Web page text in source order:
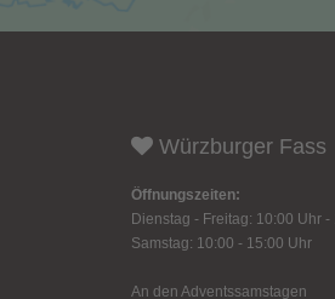
Würzburger Fass
Öffnungszeiten:
Dienstag - Freitag: 10:00 Uhr -
Samstag: 10:00 - 15:00 Uhr
An den Adventssamstagen